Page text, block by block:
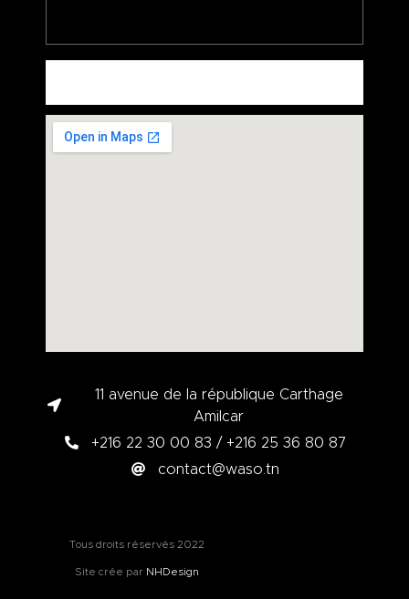
11 avenue de la république Carthage
Amilcar
+216 22 30 00 83 / +216 25 36 80 87
contact@waso.tn
Tous droits réservés 2022
Site crée par NHDesign